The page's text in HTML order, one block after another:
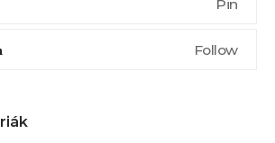
Pin
Follow